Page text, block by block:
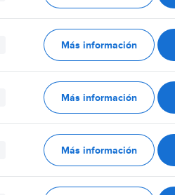
Más información
Más información
Más información